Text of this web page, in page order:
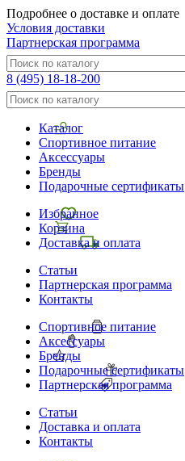
Подробнее о доставке и оплате
Условия доставки
Партнерская программа
8 (495) 18-18-200
Каталог
Спортивное питание
Аксессуары
Бренды
Подарочные сертификаты
Избранное
Корзина
Доставка и оплата
Статьи
Партнерская программа
Контакты
Спортивное питание
Аксессуары
Бренды
Подарочные сертификаты
Партнерская программа
Статьи
Доставка и оплата
Контакты